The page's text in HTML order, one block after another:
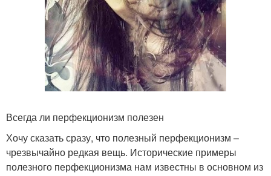
Всегда ли перфекционизм полезен
Хочу сказать сразу, что полезный перфекционизм –
чрезвычайно редкая вещь. Исторические примеры
полезного перфекционизма нам известны в основном из